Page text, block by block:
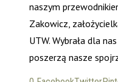
naszym
Zakowicz,
UTW. Wybrała dla
poszerzą nasze